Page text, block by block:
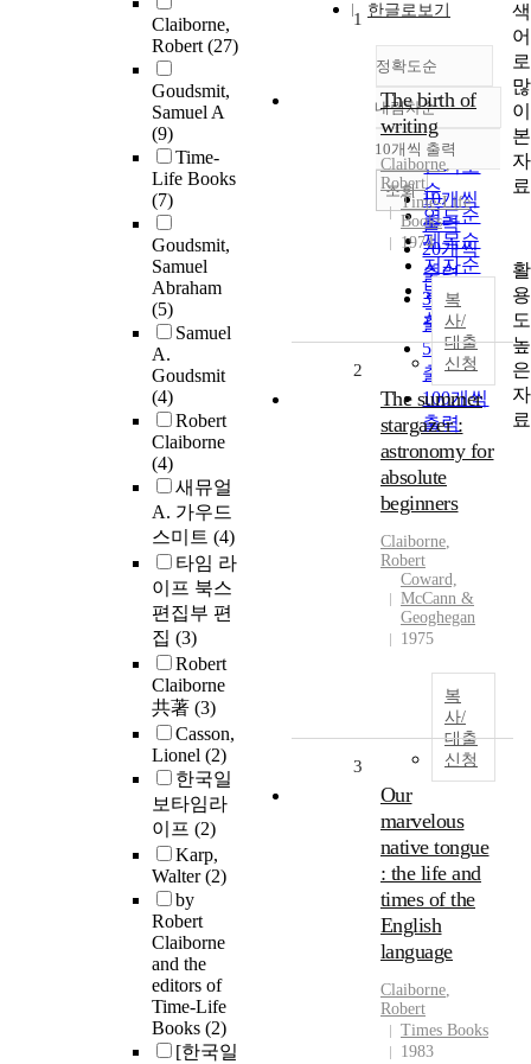
Claiborne,
Robert(27)
Goudsmit,
Samuel A
(9)
Time-
Life Books
(7)
Goudsmit,
Samuel
Abraham
(5)
Samuel
A.
Goudsmit
(4)
Robert
Claiborne
(4)
새뮤얼
A. 가우드
스미트 (4)
타임 라
이프 북스
편집부 편
집 (3)
Robert
Claiborne
共著 (3)
Casson,
Lionel (2)
한국일
보타임라
이프 (2)
Karp,
Walter(2)
by
Robert
Claiborne
and the
editors of
Time-Life
Books (2)
[한국일
한글로보기
정확도순
정확도
순
인기도
순
연도순
제목순
저자순
발행기
관순
내림차순
내림차순
10개씩 출력
10개씩
출력
20개씩
출력
30개씩
출력
50개씩
출력
100개씩
출력
조회
1
The birth of
writing
Claiborne,
Robert
Time-Life
Books
1974
복
사/
대출
신청
2
The summer
stargazer :
astronomy for
absolute
beginners
Claiborne,
Robert
Coward,
McCann &
Geoghegan
1975
복
사/
대출
신청
3
Our
marvelous
native tongue
: the life and
times of the
English
language
Claiborne,
Robert
Times Books
1983
색
어
로
많
이
본
자
료
활
용
도
높
은
자
료